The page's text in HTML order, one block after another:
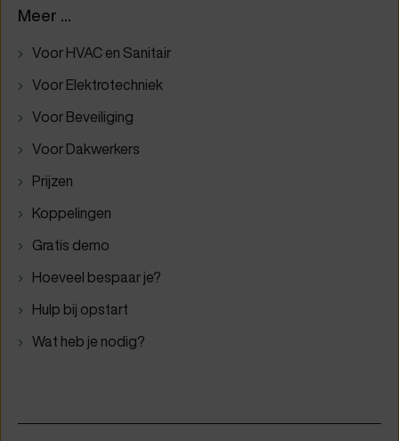
Meer ...
Voor HVAC en Sanitair
Voor Elektrotechniek
Voor Beveiliging
Voor Dakwerkers
Prijzen
Koppelingen
Gratis demo
Hoeveel bespaar je?
Hulp bij opstart
Wat heb je nodig?